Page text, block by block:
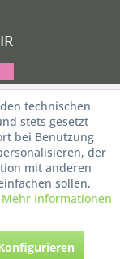
technischen
stets gesetzt
bei Benutzung
der
mit anderen
sollen,
Mehr Informationen